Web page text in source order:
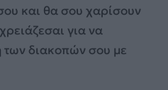
και θα σου χαρίσουν
για να
των διακοπών σου με